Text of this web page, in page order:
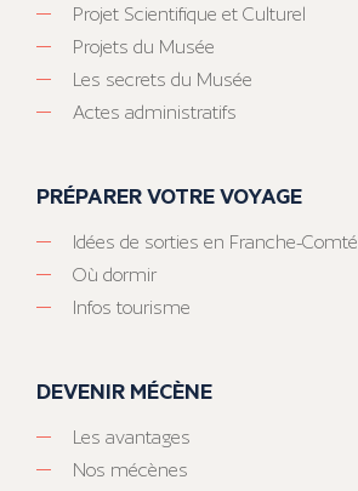
Projet Scientifique et Culturel
Projets du Musée
Les secrets du Musée
Actes administratifs
PRÉPARER VOTRE VOYAGE
Idées de sorties en Franche-Comté
Où dormir
Infos tourisme
DEVENIR MÉCÈNE
Les avantages
Nos mécènes